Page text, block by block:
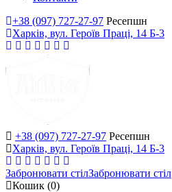
+38 (097) 727-27-97 Ресепшн
Харків, вул. Героїв Праці, 14 Б-3
+38 (097) 727-27-97 Ресепшн
Харків, вул. Героїв Праці, 14 Б-3
Забронювати стілЗабронювати стіл
Кошик (0)